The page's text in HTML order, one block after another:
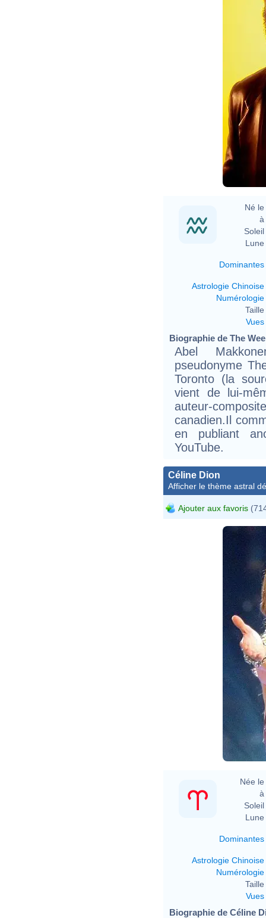
Né le
à
Soleil
Lune
Dominantes
Astrologie Chinoise
Numérologie
Taille
Vues
Biographie de The
Abel
pseudonyme
Toronto (la
vient de lui-
auteur-
canadien.Il
en publiant
YouTube.
Céline Dion
Afficher le thème astral
Ajouter aux favoris
Née le
à
Soleil
Lune
Dominantes
Astrologie Chinoise
Numérologie
Taille
Vues
Biographie de Céline